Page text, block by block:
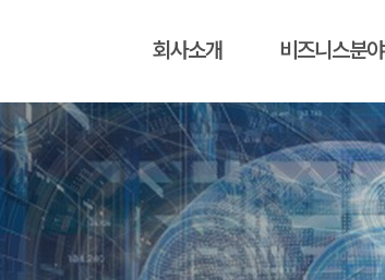
회사소개 비즈니스분야